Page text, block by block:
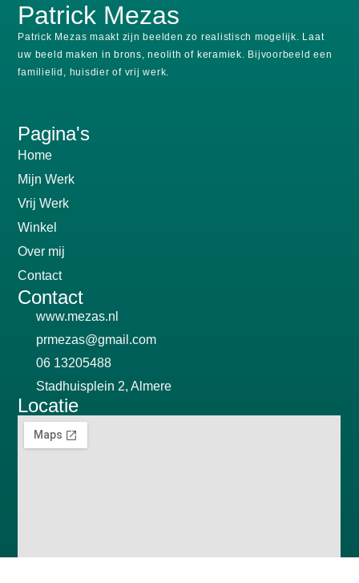
Patrick Mezas
Patrick Mezas maakt zijn beelden zo realistisch mogelijk. Laat
uw beeld maken in brons, neolith of keramiek. Bijvoorbeeld een
familielid, huisdier of vrij werk.
Pagina's
Home
Mijn Werk
Vrij Werk
Winkel
Over mij
Contact
Contact
www.mezas.nl
prmezas@gmail.com
06 13205488
Stadhuisplein 2, Almere
Locatie